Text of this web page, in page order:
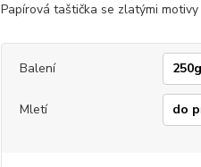
Papírová taštička se zlatými motivy
Balení
Mletí